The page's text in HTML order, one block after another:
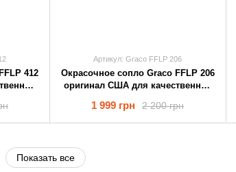
412
Артикул: Graco FFLP 206
Окрасочное cопло Graco FFLP 206
оригинал США для качественной
2 200 грн
1 999 грн
Показать все